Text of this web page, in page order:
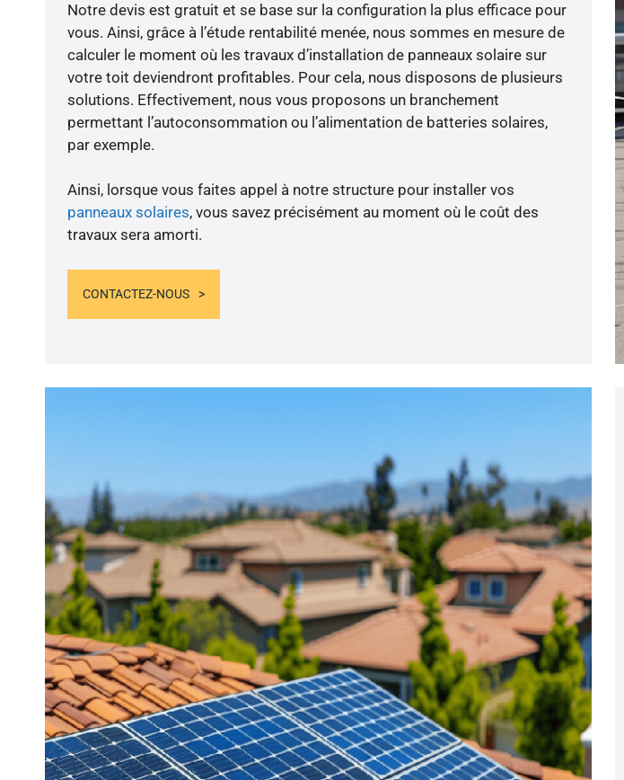
Notre devis est gratuit et se base sur la configuration la plus efficace pour
vous. Ainsi, grâce à l’étude rentabilité menée, nous sommes en mesure de
calculer le moment où les travaux d’installation de panneaux solaire sur
votre toit deviendront profitables. Pour cela, nous disposons de plusieurs
solutions. Effectivement, nous vous proposons un branchement
permettant l’autoconsommation ou l’alimentation de batteries solaires,
par exemple.
Ainsi, lorsque vous faites appel à notre structure pour installer vos
panneaux solaires, vous savez précisément au moment où le coût des
travaux sera amorti.
CONTACTEZ-NOUS